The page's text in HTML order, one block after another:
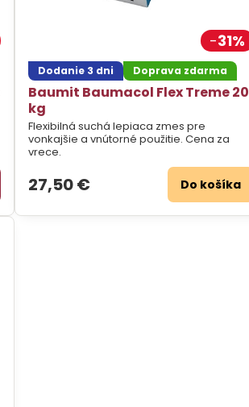
31%
Dodanie 3 dni Doprava zdarma
Baumit Baumacol Flex Treme 20
kg
Flexibilná suchá lepiaca zmes pre
vonkajšie a vnútorné použitie. Cena za
vrece.
27,50 € Do košíka